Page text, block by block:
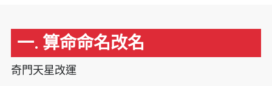
一. 算命命名改名
奇門天星改運